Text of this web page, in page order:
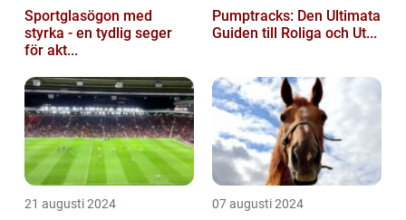
Sportglasögon med
styrka - en tydlig seger
för akt...
Pumptracks: Den Ultimata
Guiden till Roliga och Ut...
21 augusti 2024 07 augusti 2024